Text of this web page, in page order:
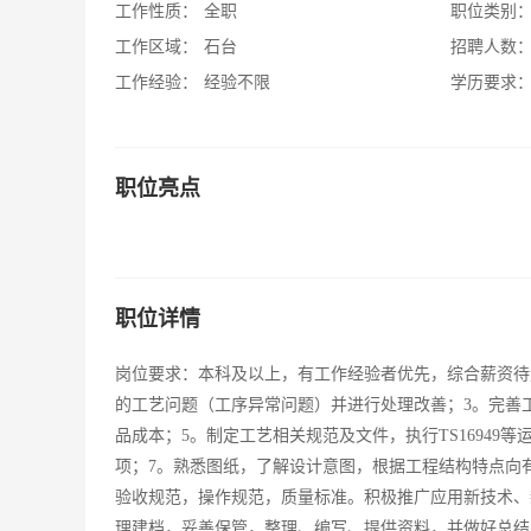
工作性质：
全职
工作区域：
石台
工作经验：
经验不限
职位类别
招聘人数
学历要求
职位亮点
职位详情
岗位要求：本科及以上，有工作经验者优先，综合薪资
的工艺问题（工序异常问题）并进行处理改善；3。完
品成本；5。制定工艺相关规范及文件，执行TS16949
项；7。熟悉图纸，了解设计意图，根据工程结构特点
验收规范，操作规范，质量标准。积极推广应用新技术